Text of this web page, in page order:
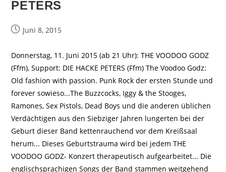
PETERS
BeitragJuni 8, 2015
Donnerstag, 11. Juni 2015 (ab 21 Uhr): THE VOODOO GODZ
(Ffm), Support: DIE HACKE PETERS (Ffm) The Voodoo Godz:
Old fashion with passion. Punk Rock der ersten Stunde und
forever sowieso...The Buzzcocks, Iggy & the Stooges,
Ramones, Sex Pistols, Dead Boys und die anderen üblichen
Verdächtigen aus den Siebziger Jahren lungerten bei der
Geburt dieser Band kettenrauchend vor dem Kreißsaal
herum... Dieses Geburtstrauma wird bei jedem THE
VOODOO GODZ- Konzert therapeutisch aufgearbeitet... Die
englischsprachigen Songs der Band stammen weitgehend